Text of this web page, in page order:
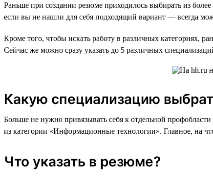
Раньше при создании резюме приходилось выбирать из
если вы не нашли для себя подходящий вариант — всегда
Кроме того, чтобы искать работу в различных категориях,
Сейчас же можно сразу указать до 5 различных
Какую специализацию
Больше не нужно привязывать себя к отдельной
из категории «Информационные технологии». Главное, на
Что указать в резюме?